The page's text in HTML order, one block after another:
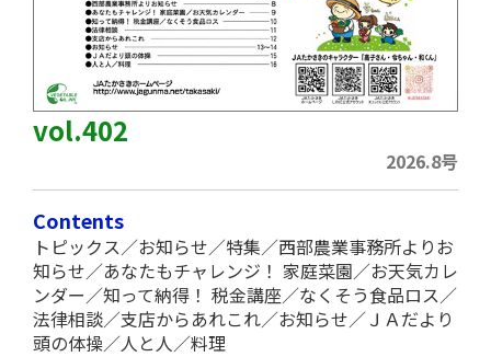
vol.402
2026.8号
Contents
トピックス／お知らせ／特集／西部農業事務所よりお
知らせ／あなたもチャレンジ！ 家庭菜園／お天気カレ
ンダー／知って納得！ 税金講座／なくそう食品ロス／
法律相談／支店からあれこれ／お知らせ／ＪＡだより
頭の体操／人と人／料理